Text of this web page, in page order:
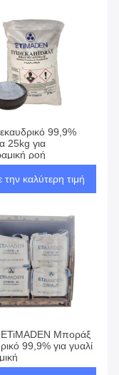
99,9%
25kg για
ροή
την καλύτερη τιμή
ETiMADEN Μποράξ
99,9% για γυαλί